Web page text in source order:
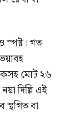
স্পষ্ট। গত
মোট ২৬
দিল্লি এই
স্থগিত বা